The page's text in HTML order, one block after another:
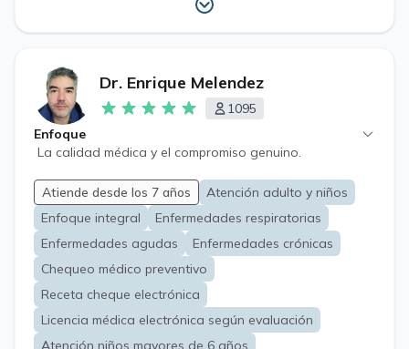
Dr. Enrique Melendez
1095
Enfoque
La calidad médica y el compromiso genuino.
Atiende desde los 7 años
Atención adulto y niños
Enfoque integral
Enfermedades respiratorias
Enfermedades agudas
Enfermedades crónicas
Chequeo médico preventivo
Receta cheque electrónica
Licencia médica electrónica según evaluación
Atención niños mayores de 6 años